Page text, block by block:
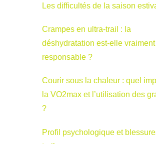
Les difficultés de la saison
Crampes en ultra-trail : la
déshydratation est-elle vraiment
responsable ?
Courir sous la chaleur : quel
la VO2max et l’utilisation des
?
Profil psychologique et